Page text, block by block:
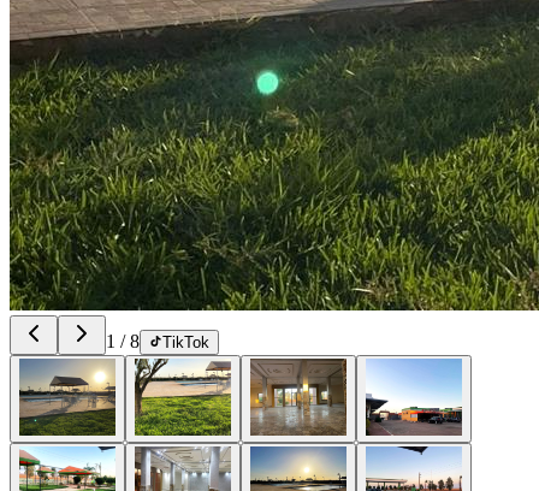
1 /8 TikTok